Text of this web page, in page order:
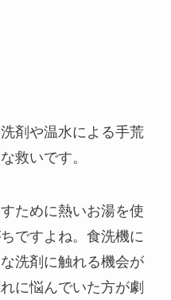
剤や温水による手荒
救いです。
ために熱いお湯を使
ですよね。食洗機に
洗剤に触れる機会が
に悩んでいた方が劇